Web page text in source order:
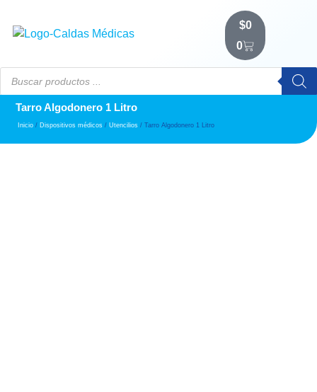
$0
0
Tarro Algodonero 1 Litro
Inicio / Dispositivos médicos / Utencilios / Tarro Algodonero 1 Litro